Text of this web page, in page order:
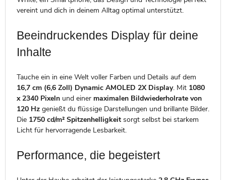
vereint und dich in deinem Alltag optimal unterstützt.
Beeindruckendes Display für deine
Inhalte
Tauche ein in eine Welt voller Farben und Details auf dem
16,7 cm (6,6 Zoll) Dynamic AMOLED 2X Display. Mit 1080
x 2340 Pixelnund einer maximalen Bildwiederholrate von
120 Hzgenießt du flüssige Darstellungen und brillante Bilder.
Die 1750 cd/m² Spitzenhelligkeitsorgt selbst bei starkem
Licht für hervorragende Lesbarkeit.
Performance, die begeistert